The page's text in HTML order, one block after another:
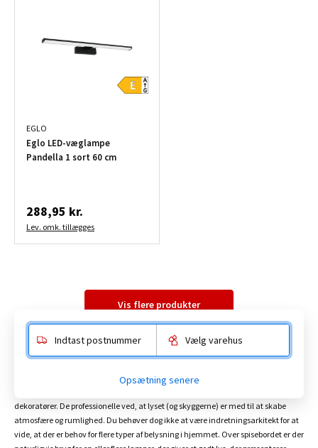
EGLO
Eglo LED-væglampe
Pandella 1 sort 60 cm
288,95 kr.
Lev. omk. tillægges
Vis flere produkter
dekoratører. De professionelle ved, at lyset (og skyggerne) er med til at skabe
atmosfære og rumlighed. Du behøver dog ikke at være indretningsarkitekt for at
vide, at der er behov for flere typer af belysning i hjemmet. Over spisebordet er der
Indtast postnummer Vælg varehus
Opsætning senere